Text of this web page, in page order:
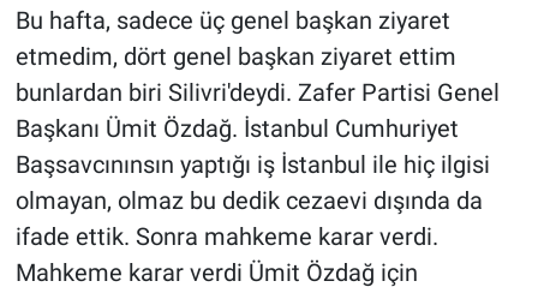
Bu hafta, sadece üç genel başkan ziyaret
etmedim, dört genel başkan ziyaret ettim
bunlardan biri Silivri'deydi. Zafer Partisi Genel
Başkanı Ümit Özdağ. İstanbul Cumhuriyet
Başsavcınınsın yaptığı iş İstanbul ile hiç ilgisi
olmayan, olmaz bu dedik cezaevi dışında da
ifade ettik. Sonra mahkeme karar verdi.
Mahkeme karar verdi Ümit Özdağ için